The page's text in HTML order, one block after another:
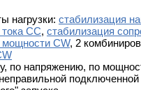
нагрузки: стабилизация
CC, стабилизация
мощности CW, 2
по напряжению, по